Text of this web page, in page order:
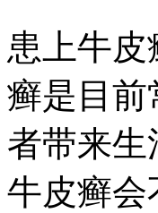
患上牛
癣是目前
者带来
牛皮癣会